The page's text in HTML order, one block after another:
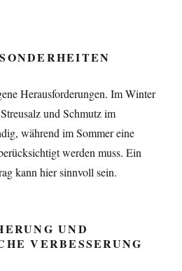
Herausforderungen. Im Winter
und Schmutz im
während im Sommer eine
werden muss. Ein
kann hier sinnvoll sein.
UND
VERBESSERUNG